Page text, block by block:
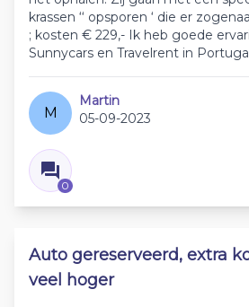
krassen ‘‘ opsporen ‘ die er
; kosten € 229,- Ik heb goede
Sunnycars en Travelrent in
M
Martin
05-09-2023
0
Auto gereserveerd, extra
veel hoger